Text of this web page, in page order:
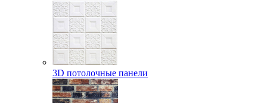
3D потолочные панели